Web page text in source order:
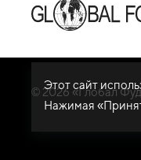
© 2026 «Глобал
Этот сайт
Нажимая